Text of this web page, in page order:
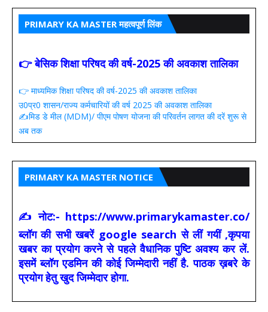
PRIMARY KA MASTER महत्वपूर्ण लिंक
👉 बेसिक शिक्षा परिषद की वर्ष-2025 की अवकाश तालिका
👉 माध्यमिक शिक्षा परिषद की वर्ष-2025 की अवकाश तालिका
उ0प्र0 शासन/राज्य कर्मचारियों की वर्ष 2025 की अवकाश तालिका
✍️मिड डे मील (MDM)/ पीएम पोषण योजना की परिवर्तन लागत की दरें शुरू से
अब तक
PRIMARY KA MASTER NOTICE
✍ नोट:- https://www.primarykamaster.co/
ब्लॉग की सभी खबरें google search से लीं गयीं ,कृपया
खबर का प्रयोग करने से पहले वैधानिक पुष्टि अवश्य कर लें.
इसमें ब्लॉग एडमिन की कोई जिम्मेदारी नहीं है. पाठक ख़बरे के
प्रयोग हेतु खुद जिम्मेदार होगा.